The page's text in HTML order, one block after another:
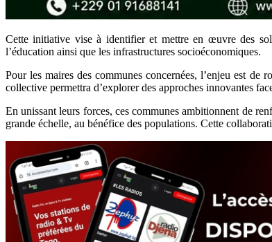
Cette initiative vise à identifier et mettre en œuvre des
l’éducation ainsi que les infrastructures socioéconomiques.
Pour les maires des communes concernées, l’enjeu est de
collective permettra d’explorer des approches innovantes
En unissant leurs forces, ces communes ambitionnent de
grande échelle, au bénéfice des populations. Cette